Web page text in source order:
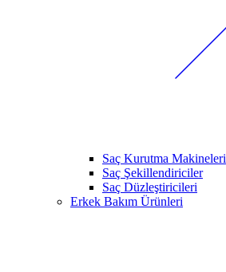
Saç Kurutma Makineleri
Saç Şekillendiriciler
Saç Düzleştiricileri
Erkek Bakım Ürünleri